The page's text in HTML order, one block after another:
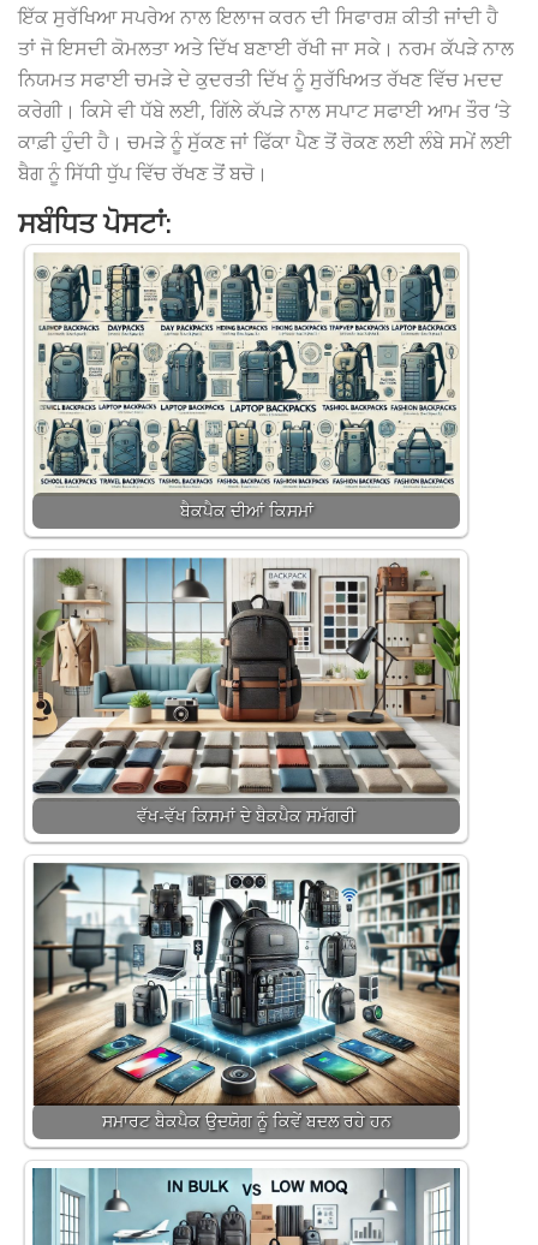
ਇੱਕ ਸੁਰੱਖਿਆ ਸਪਰੇਅ ਨਾਲ ਇਲਾਜ ਕਰਨ ਦੀ ਸਿਫਾਰਸ਼ ਕੀਤੀ ਜਾਂਦੀ ਹੈ
ਤਾਂ ਜੋ ਇਸਦੀ ਕੋਮਲਤਾ ਅਤੇ ਦਿੱਖ ਬਣਾਈ ਰੱਖੀ ਜਾ ਸਕੇ। ਨਰਮ ਕੱਪੜੇ ਨਾਲ
ਨਿਯਮਤ ਸਫਾਈ ਚਮੜੇ ਦੇ ਕੁਦਰਤੀ ਦਿੱਖ ਨੂੰ ਸੁਰੱਖਿਅਤ ਰੱਖਣ ਵਿੱਚ ਮਦਦ
ਕਰੇਗੀ। ਕਿਸੇ ਵੀ ਧੱਬੇ ਲਈ, ਗਿੱਲੇ ਕੱਪੜੇ ਨਾਲ ਸਪਾਟ ਸਫਾਈ ਆਮ ਤੌਰ ‘ਤੇ
ਕਾਫ਼ੀ ਹੁੰਦੀ ਹੈ। ਚਮੜੇ ਨੂੰ ਸੁੱਕਣ ਜਾਂ ਫਿੱਕਾ ਪੈਣ ਤੋਂ ਰੋਕਣ ਲਈ ਲੰਬੇ ਸਮੇਂ ਲਈ
ਬੈਗ ਨੂੰ ਸਿੱਧੀ ਧੁੱਪ ਵਿੱਚ ਰੱਖਣ ਤੋਂ ਬਚੋ।
ਸਬੰਧਿਤ ਪੋਸਟਾਂ:
ਬੈਕਪੈਕ ਦੀਆਂ ਕਿਸਮਾਂ
ਵੱਖ-ਵੱਖ ਕਿਸਮਾਂ ਦੇ ਬੈਕਪੈਕ ਸਮੱਗਰੀ
ਸਮਾਰਟ ਬੈਕਪੈਕ ਉਦਯੋਗ ਨੂੰ ਕਿਵੇਂ ਬਦਲ ਰਹੇ ਹਨ